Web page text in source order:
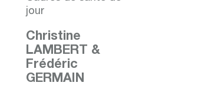
jour
Christine
LAMBERT &
Frédéric
GERMAIN